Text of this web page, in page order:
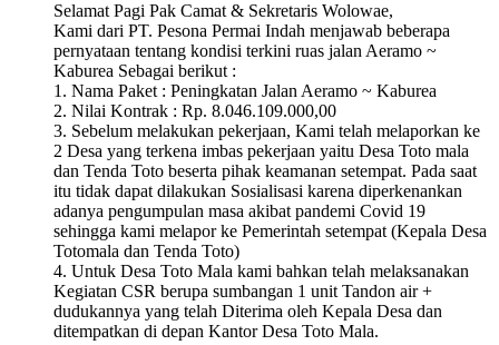
Selamat Pagi Pak Camat & Sekretaris Wolowae,
Kami dari PT. Pesona Permai Indah menjawab beberapa
pernyataan tentang kondisi terkini ruas jalan Aeramo ~
Kaburea Sebagai berikut :
1. Nama Paket : Peningkatan Jalan Aeramo ~ Kaburea
2. Nilai Kontrak : Rp. 8.046.109.000,00
3. Sebelum melakukan pekerjaan, Kami telah melaporkan ke
2 Desa yang terkena imbas pekerjaan yaitu Desa Toto mala
dan Tenda Toto beserta pihak keamanan setempat. Pada saat
itu tidak dapat dilakukan Sosialisasi karena diperkenankan
adanya pengumpulan masa akibat pandemi Covid 19
sehingga kami melapor ke Pemerintah setempat (Kepala Desa
Totomala dan Tenda Toto)
4. Untuk Desa Toto Mala kami bahkan telah melaksanakan
Kegiatan CSR berupa sumbangan 1 unit Tandon air +
dudukannya yang telah Diterima oleh Kepala Desa dan
ditempatkan di depan Kantor Desa Toto Mala.